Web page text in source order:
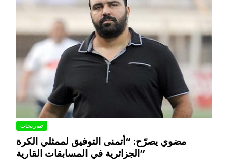
تصريحات
مضوي يصرّح: “أتمنى التوفيق لممثلي الكرة
الجزائرية في المسابقات القارية”